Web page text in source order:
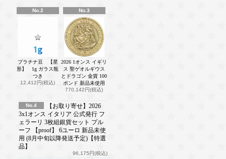
No.2
プラチナ豆 【星
形】 1g ガラス瓶
つき
12,412円(税込)
No.3
2026 1オンス イギリ
ス 聖ゲオルギウス
とドラゴン 金貨 100
ポンド 新品未使用
770,142円(税込)
No.4
【お取り寄せ】2026
3x1オンス イタリア 公式発行 フ
ェラーリ 3枚組銀貨セット プル
ーフ 【proof】 6ユーロ 新品未使
用 (8月中旬以降発送予定)【特選
品】
96,175円(税込)